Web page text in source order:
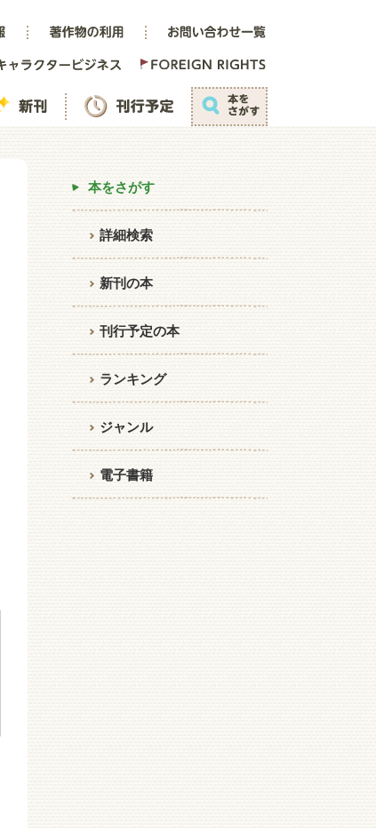
本をさがす
詳細検索
新刊の本
刊行予定の本
ランキング
ジャンル
電子書籍